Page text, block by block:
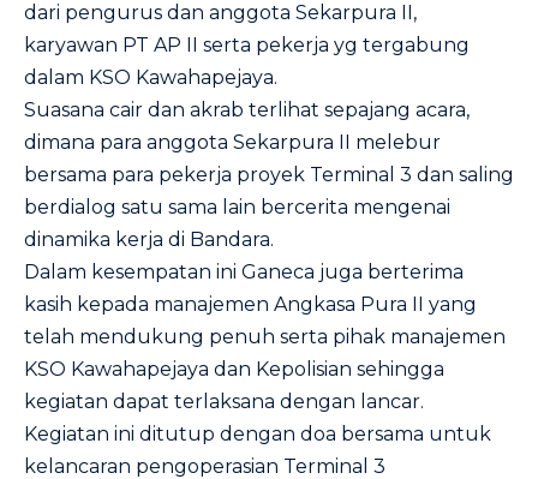
dari pengurus dan anggota Sekarpura II,
karyawan PT AP II serta pekerja yg tergabung
dalam KSO Kawahapejaya.
Suasana cair dan akrab terlihat sepajang acara,
dimana para anggota Sekarpura II melebur
bersama para pekerja proyek Terminal 3 dan saling
berdialog satu sama lain bercerita mengenai
dinamika kerja di Bandara.
Dalam kesempatan ini Ganeca juga berterima
kasih kepada manajemen Angkasa Pura II yang
telah mendukung penuh serta pihak manajemen
KSO Kawahapejaya dan Kepolisian sehingga
kegiatan dapat terlaksana dengan lancar.
Kegiatan ini ditutup dengan doa bersama untuk
kelancaran pengoperasian Terminal 3